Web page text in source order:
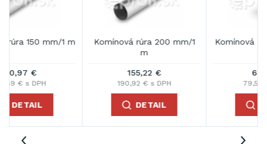
Komínová rúra 200 mm/1
190,92 € s DPH
Komínová strieška 150 mm
79,58 € s DPH